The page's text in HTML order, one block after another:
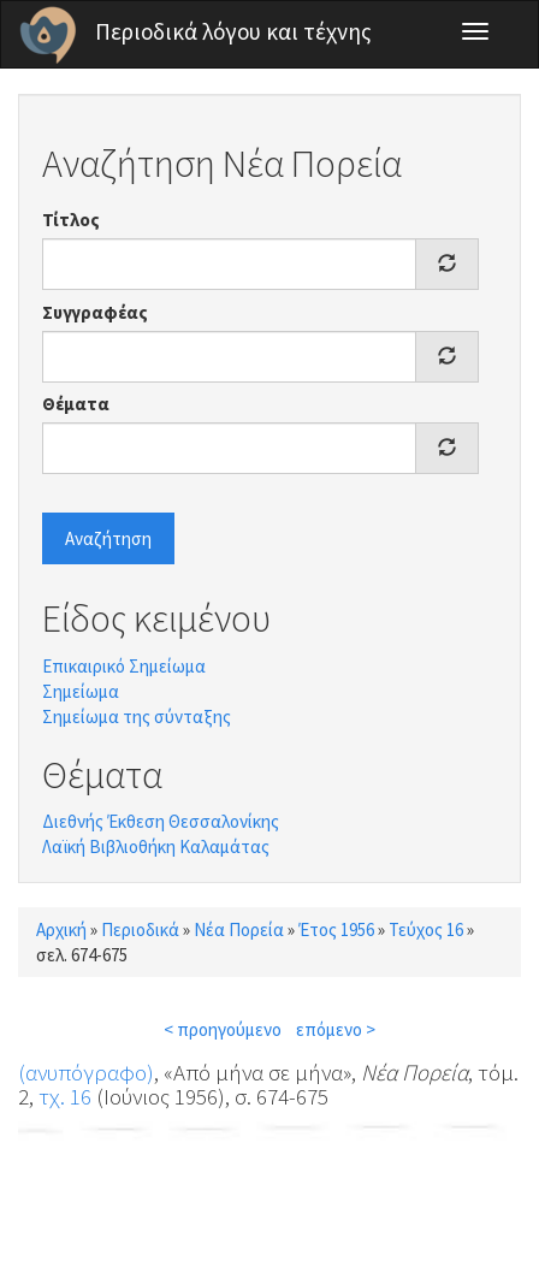
Παράκαμψη προς το κυρίως περιεχόμενο
Περιοδικά λόγου και τέχνης
Toggle
Αναζήτηση Νέα Πορεία
Τίτλος
Συγγραφέας
Θέματα
Αναζήτηση
Είδος κειμένου
Επικαιρικό Σημείωμα
Σημείωμα
Σημείωμα της σύνταξης
Θέματα
Διεθνής Έκθεση Θεσσαλονίκης
Λαϊκή Βιβλιοθήκη Καλαμάτας
Είστε εδώ
Αρχική » Περιοδικά» Νέα Πορεία»Έτος 1956» Τεύχος 16»
σελ. 674-675
< προηγούμενο επόμενο >
(ανυπόγραφο), «Από μήνα σε μήνα», Νέα Πορεία, τόμ.
2, τχ. 16 (Ιούνιος 1956), σ. 674-675